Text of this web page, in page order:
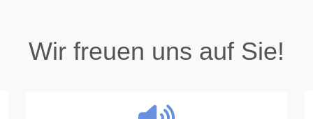
Wir freuen uns auf Sie!